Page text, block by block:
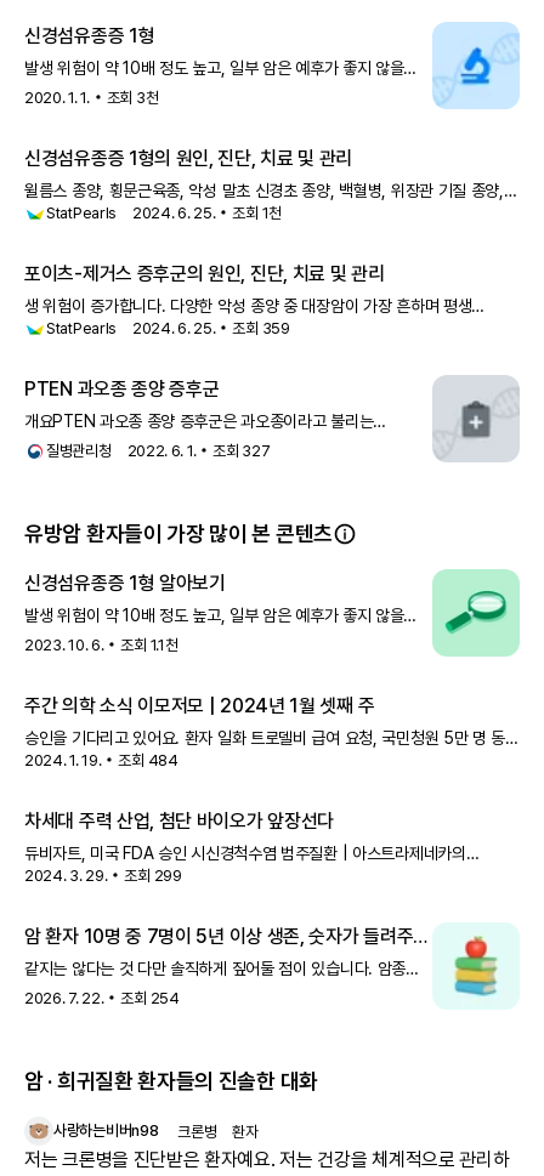
신경섬유종증 1형
발생 위험이 약 10배 정도 높고, 일부 암은 예후가 좋지 않을
가능성이 높은 편이에요.[4] 여성의 경우 유방암 발생 위험이 약
2020. 1. 1. 조회 3천
신경섬유종증 1형의 원인, 진단, 치료 및 관리
윌름스 종양, 횡문근육종, 악성 말초 신경초 종양, 백혈병, 위장관 기질 종양,
갈색세포종, 망막모세포종, 유방암, 악성 흑색종이 보고되었습니다. 시신경
StatPearls 2024. 6. 25. 조회 1천
포이츠-제거스 증후군의 원인, 진단, 치료 및 관리
생 위험이 증가합니다. 다양한 악성 종양 중 대장암이 가장 흔하며 평생
위험률이 39%입니다. 여성의 경우 유방암이 32%에서 54%의 평생
성선
StatPearls 2024. 6. 25. 조회 359
PTEN 과오종 종양 증후군
개요PTEN 과오종 종양 증후군은 과오종이라고 불리는
비종양성 종괴와 여러 종류의 암, 특히 유방암, 갑상샘암,
질병관리청 2022. 6. 1. 조회 327
유방암 환자들이 가장 많이 본 콘텐츠
신경섬유종증 1형 알아보기
발생 위험이 약 10배 정도 높고, 일부 암은 예후가 좋지 않을
가능성이 높은 편이에요.[4] 여성의 경우 유방암 발생 위험이 약
2023. 10. 6. 조회 1.1천
주간 의학 소식 이모저모 | 2024년 1월 셋째 주
승인을 기다리고 있어요. 환자 일화 트로델비 급여 요청, 국민청원 5만 명 동의
달성(1/16) 삼중음성 유방암 치료제 '트로델비' 급여화를 요청하는
2024. 1. 19. 조회 484
차세대 주력 산업, 첨단 바이오가 앞장선다
듀비자트, 미국 FDA 승인 시신경척수염 범주질환 | 아스트라제네카의
솔리리스, 건강보험 급여 적용 전이성 유방암 및 위암 | 아스트라제네카와
2024. 3. 29. 조회 299
암 환자 10명 중 7명이 5년 이상 생존, 숫자가 들려주는
이야기
같지는 않다는 것 다만 솔직하게 짚어둘 점이 있습니다. 암종에
따라 생존율 차이가 큽니다.갑상선암·전립선암·유방암은
2026. 7. 22. 조회 254
암 · 희귀질환 환자들의 진솔한 대화
사랑하는비버n98 크론병 환자
저는 크론병을 진단받은 환자예요. 저는 건강을 체계적으로 관리하